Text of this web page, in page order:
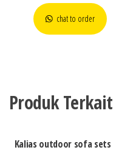
chat to order
Produk Terkait
Kalias outdoor sofa sets